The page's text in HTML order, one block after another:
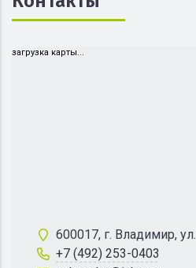
загрузка карты...
600017, г. Владимир,
+7 (492) 253-0403